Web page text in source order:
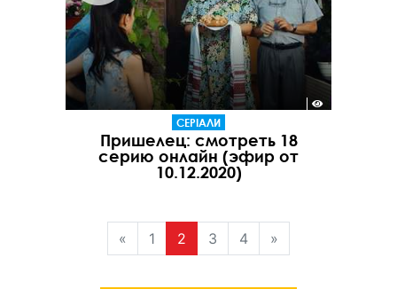
СЕРІАЛИ
Пришелец: смотреть 18
серию онлайн (эфир от
10.12.2020)
« 1 2 3 4 »